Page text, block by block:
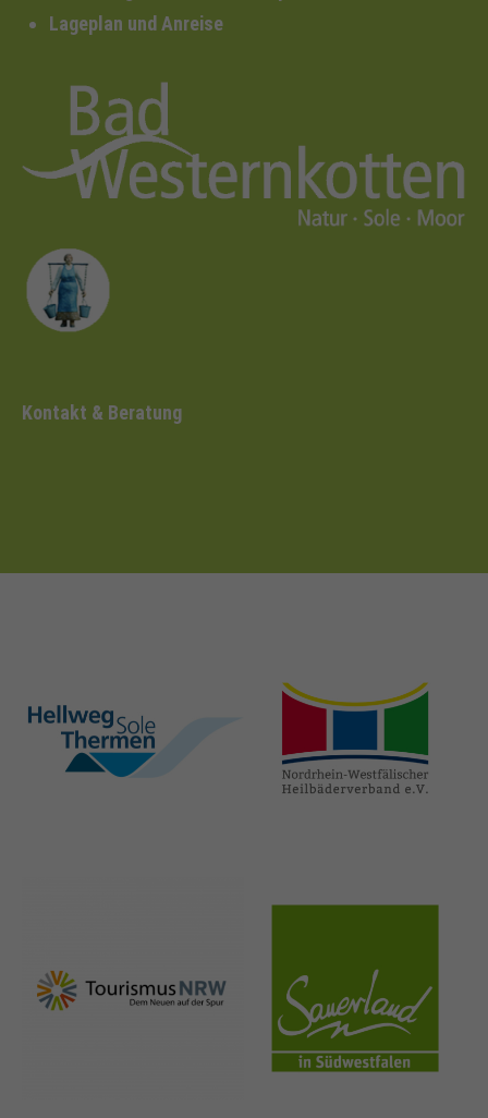
Lageplan und Anreise
Kontakt & Beratung
hellweg-sole-
thermen.de
heilbaeder.de
nrw-
tourismus.de
sauerland.co
m